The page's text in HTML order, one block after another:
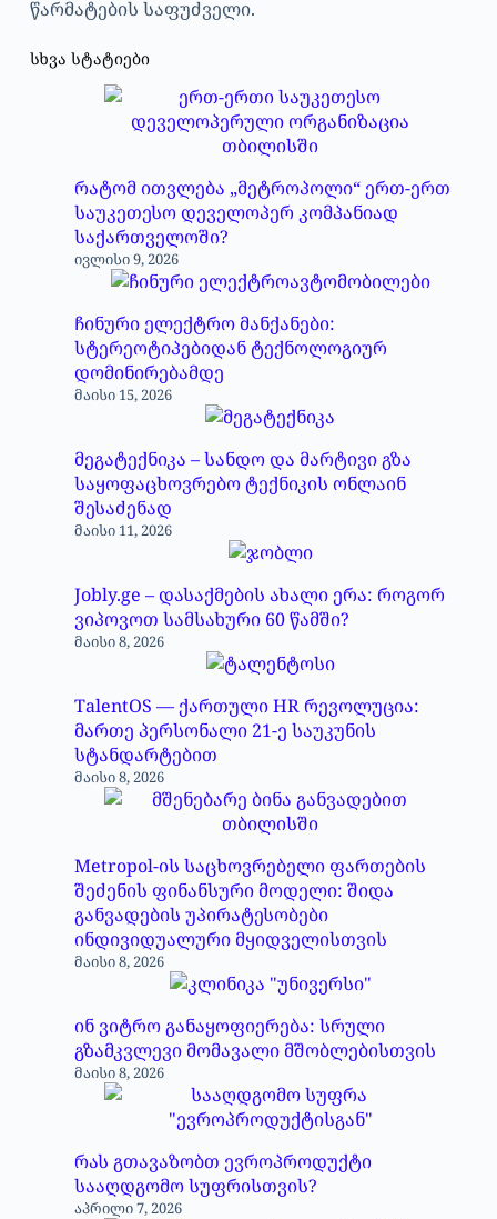
წარმატების საფუძველი.
სხვა სტატიები
რატომ ითვლება „მეტროპოლი“ ერთ-ერთ
საუკეთესო დეველოპერ კომპანიად
საქართველოში?
ივლისი 9, 2026
ჩინური ელექტრო მანქანები:
სტერეოტიპებიდან ტექნოლოგიურ
დომინირებამდე
მაისი 15, 2026
მეგატექნიკა – სანდო და მარტივი გზა
საყოფაცხოვრებო ტექნიკის ონლაინ
შესაძენად
მაისი 11, 2026
Jobly.ge – დასაქმების ახალი ერა: როგორ
ვიპოვოთ სამსახური 60 წამში?
მაისი 8, 2026
TalentOS — ქართული HR რევოლუცია:
მართე პერსონალი 21-ე საუკუნის
სტანდარტებით
მაისი 8, 2026
Metropol-ის საცხოვრებელი ფართების
შეძენის ფინანსური მოდელი: შიდა
განვადების უპირატესობები
ინდივიდუალური მყიდველისთვის
მაისი 8, 2026
ინ ვიტრო განაყოფიერება: სრული
გზამკვლევი მომავალი მშობლებისთვის
მაისი 8, 2026
რას გთავაზობთ ევროპროდუქტი
სააღდგომო სუფრისთვის?
აპრილი 7, 2026